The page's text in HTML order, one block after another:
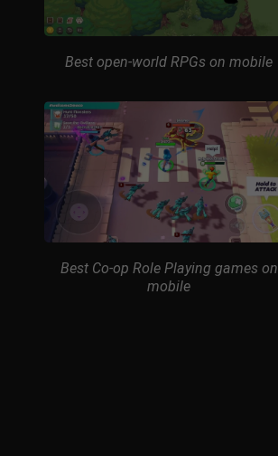
Best open-world RPGs on mobile
Best Co-op Role Playing games on
mobile